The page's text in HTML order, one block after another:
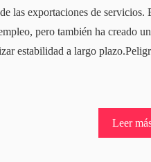
las exportaciones de servicios.
pero también ha creado
estabilidad a largo
Leer